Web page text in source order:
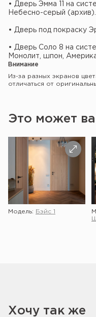
• Дверь Эмма 11 на
Небесно-серый (архив).
• Дверь под покраску
• Дверь Соло 8 на
Монолит, шпон,
Внимание
Из-за разных экранов
отличаться от
Это может
Модель: Бэйс 1
Хочу так же